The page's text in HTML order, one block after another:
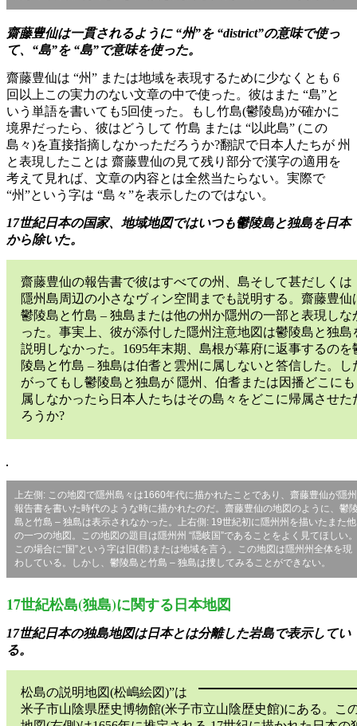
齋藤豊仙は一貫されるように “州”を “district”の意味で使っ
て、“島”を “島”で意味を使った。
齋藤豊仙は “州” または地域を表現するために少なくとも 6
回以上この実力のない文章の中で使った。彼はまた “島”と
いう単語を書いても5回使った。もし竹島(鬱陵島)が確かに
境界だったら、彼はどうして 竹島 または “以此島” (この
島々)を直接指摘しなかっただろうか?翻訳で日本人たちが 州
と表現したことは 齋藤豊仙の見て残り部分で漢字の適用を
考えて見れば、文章の内容とは全然当たらない。実際で
“州”という字は “島々”を表示したのではない。
17世紀日本の国家、地域地図ではいつも鬱陵島と独島を日本
から除いた。
齋藤豊仙の報告書で彼はすべての州、島そして甚だしくは
隱州島周辺の小さなヴィン空間までも説明する。齋藤豊仙
鬱陵島と竹島 – 独島または他の州か隱州の一部と表現しな
った。事実上、彼が添付した隱州注意地図は鬱陵島と独島
説明しなかった。1695年末期、島根が幕府に返事するのを
陵島と竹島 – 独島は伯耆と雲州に属しないと答信した。し
がってもし鬱陵島と独島が 隱州、伯耆または因播どこにも
属しなかったら日本人たちはその島々をどこに帰属させた
ろうか?
上左側: この地図で隱州島々は1660年代に描かれたことであり、齋藤豊仙が隱州
報告書を書いた時代のような時に描かれたのだ。齋藤豊仙の地図のように、鬱
島と竹島 – 独島は表示されなかった。上右側: 19世紀初に隱州州を描いたまた他
の一つの地図。この地図の題目は隱州州 “隠岐国”であることをよく見てほしい。
この場合に“国”という字は旧(郡)または地域を言う。この地図は隱州州全体を現
わしている。しかし、鬱陵島と竹島 – 独島は捜してみることができない。
17世紀松島(独島)に関する日本地図
17世紀日本の独島地図は日本とは分離した岩島で表示してい
る。
松島の説明地図(松嶋絵図)”は
米子市山陰県歴史博物館(米子市立山陰歴史館)にある。こ